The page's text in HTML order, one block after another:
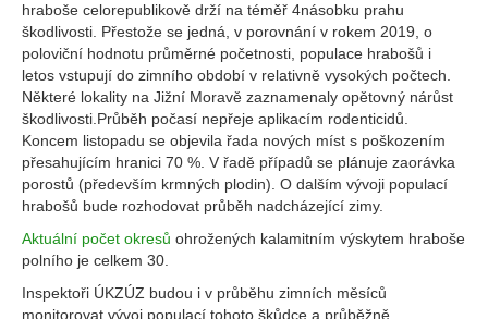
hraboše celorepublikově drží na téměř 4násobku prahu
škodlivosti. Přestože se jedná, v porovnání v rokem 2019, o
poloviční hodnotu průměrné početnosti, populace hrabošů i
letos vstupují do zimního období v relativně vysokých počtech.
Některé lokality na Jižní Moravě zaznamenaly opětovný nárůst
škodlivosti.Průběh počasí nepřeje aplikacím rodenticidů.
Koncem listopadu se objevila řada nových míst s poškozením
přesahujícím hranici 70 %. V řadě případů se plánuje zaorávka
porostů (především krmných plodin). O dalším vývoji populací
hrabošů bude rozhodovat průběh nadcházející zimy.
Aktuální počet okresů ohrožených kalamitním výskytem hraboše
polního je celkem 30.
Inspektoři ÚKZÚZ budou i v průběhu zimních měsíců
monitorovat vývoj populací tohoto škůdce a průběžně